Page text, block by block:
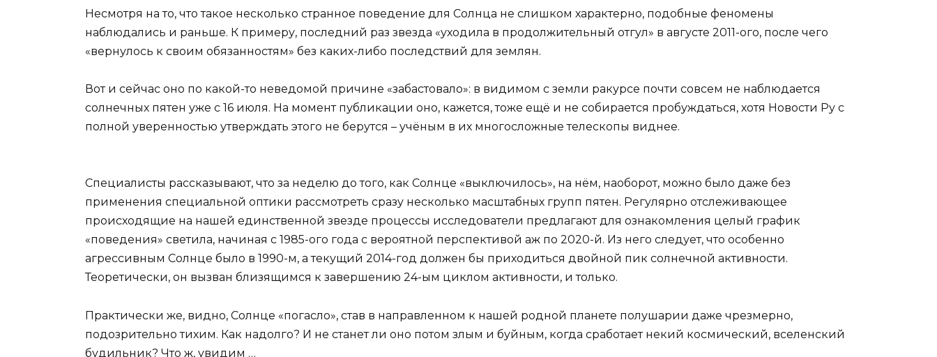
Несмотря на то, что такое несколько странное поведение для Солнца не слишком характерно, подобные феномены
наблюдались и раньше. К примеру, последний раз звезда «уходила в продолжительный отгул» в августе 2011-ого, после чего
«вернулось к своим обязанностям» без каких-либо последствий для землян.
Вот и сейчас оно по какой-то неведомой причине «забастовало»: в видимом с земли ракурсе почти совсем не наблюдается
солнечных пятен уже с 16 июля. На момент публикации оно, кажется, тоже ещё и не собирается пробуждаться, хотя Новости Ру с
полной уверенностью утверждать этого не берутся – учёным в их многосложные телескопы виднее.
Специалисты рассказывают, что за неделю до того, как Солнце «выключилось», на нём, наоборот, можно было даже без
применения специальной оптики рассмотреть сразу несколько масштабных групп пятен. Регулярно отслеживающее
происходящие на нашей единственной звезде процессы исследователи предлагают для ознакомления целый график
«поведения» светила, начиная с 1985-ого года с вероятной перспективой аж по 2020-й. Из него следует, что особенно
агрессивным Солнце было в 1990-м, а текущий 2014-год должен бы приходиться двойной пик солнечной активности.
Теоретически, он вызван близящимся к завершению 24-ым циклом активности, и только.
Практически же, видно, Солнце «погасло», став в направленном к нашей родной планете полушарии даже чрезмерно,
подозрительно тихим. Как надолго? И не станет ли оно потом злым и буйным, когда сработает некий космический, вселенский
будильник? Что ж, увидим …